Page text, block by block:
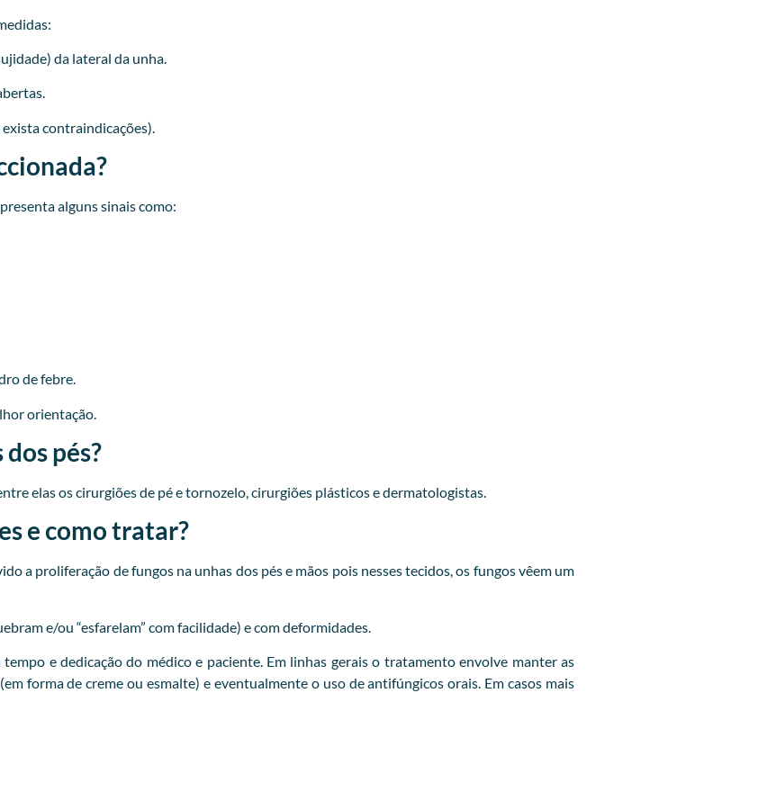
da lateral da unha.
contraindicações).
alguns sinais como:
de febre.
orientação.
pés?
elas os cirurgiões de pé e tornozelo, cirurgiões plásticos e dermatologistas.
e como tratar?
a proliferação de fungos na unhas dos pés e mãos pois nesses tecidos, os fungos vêem um
e/ou “esfarelam” com facilidade) e com deformidades.
e dedicação do médico e paciente. Em linhas gerais o tratamento envolve manter as
forma de creme ou esmalte) e eventualmente o uso de antifúngicos orais. Em casos mais